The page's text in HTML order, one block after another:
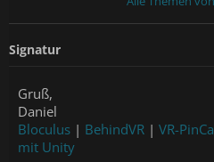
Signatur
Gruß,
Daniel
Bloculus | BehindVR | VR-
mit Unity